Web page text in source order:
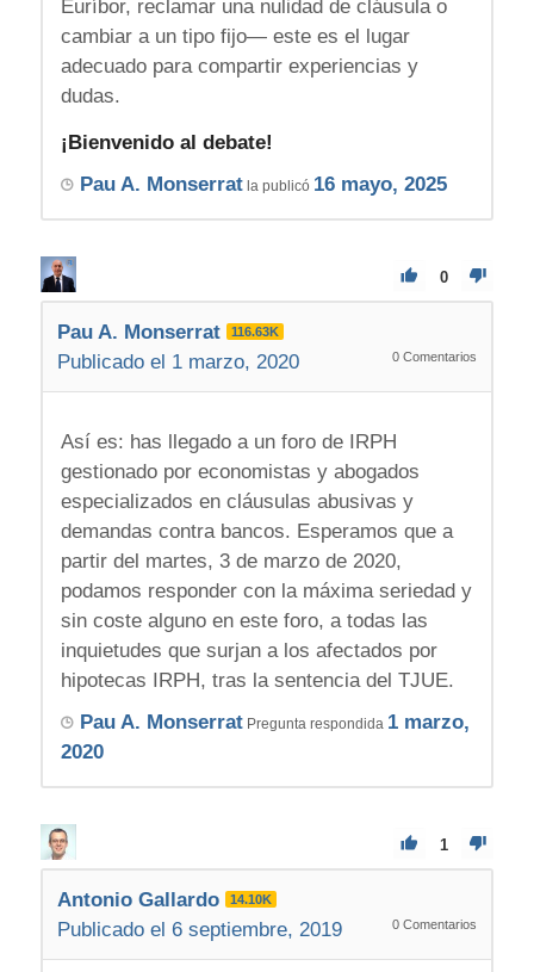
Euríbor, reclamar una nulidad de cláusula o
cambiar a un tipo fijo— este es el lugar
adecuado para compartir experiencias y
dudas.
¡Bienvenido al debate!
Pau A. Monserratla publicó 16 mayo, 2025
0
Pau A. Monserrat 116.63K
Publicado el 1 marzo, 2020 0 Comentarios
Así es: has llegado a un foro de IRPH
gestionado por economistas y abogados
especializados en cláusulas abusivas y
demandas contra bancos. Esperamos que a
partir del martes, 3 de marzo de 2020,
podamos responder con la máxima seriedad y
sin coste alguno en este foro, a todas las
inquietudes que surjan a los afectados por
hipotecas IRPH, tras la sentencia del TJUE.
Pau A. MonserratPregunta respondida 1 marzo,
2020
1
Antonio Gallardo 14.10K
Publicado el 6 septiembre, 2019 0 Comentarios